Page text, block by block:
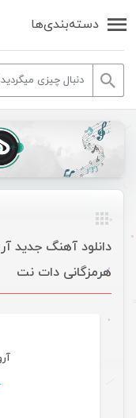
دسته‌بندی‌ها
دانلود آهنگ جدید
هرمزگانی دات نت